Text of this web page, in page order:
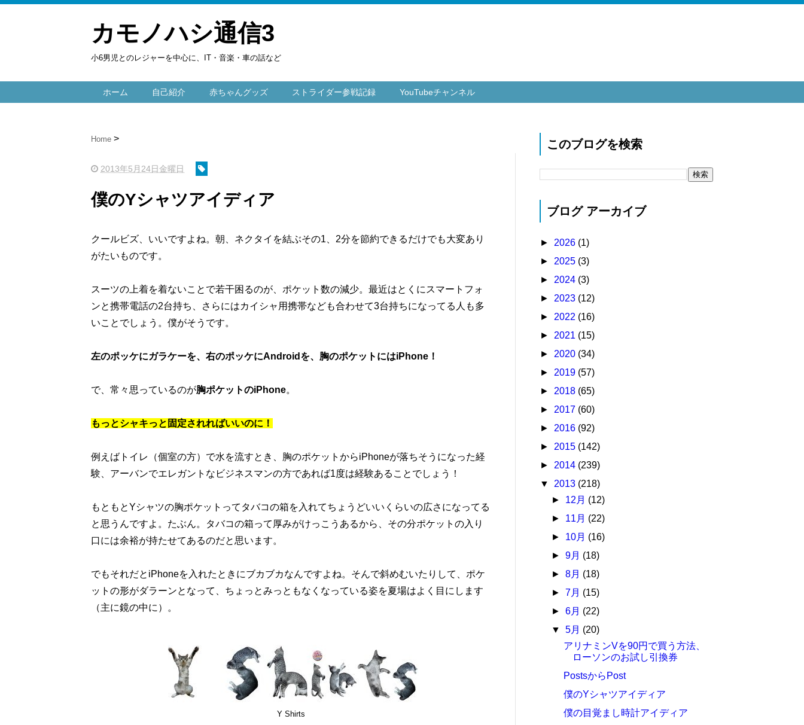
カモノハシ通信3
小6男児とのレジャーを中心に、IT・音楽・車の話など
ホーム 自己紹介 赤ちゃんグッズ ストライダー参戦記録 YouTubeチャンネル
Home
2013年5月24日金曜日
僕のYシャツアイディア
クールビズ、いいですよね。朝、ネクタイを結ぶその1、2分を節約できるだけでも大変あり
がたいものです。
スーツの上着を着ないことで若干困るのが、ポケット数の減少。最近はとくにスマートフォ
ンと携帯電話の2台持ち、さらにはカイシャ用携帯なども合わせて3台持ちになってる人も多
いことでしょう。僕がそうです。
左のポッケにガラケーを、右のポッケにAndroidを、胸のポケットにはiPhone！
で、常々思っているのが胸ポケットのiPhone。
もっとシャキっと固定されればいいのに！
例えばトイレ（個室の方）で水を流すとき、胸のポケットからiPhoneが落ちそうになった経
験、アーバンでエレガントなビジネスマンの方であれば1度は経験あることでしょう！
もともとYシャツの胸ポケットってタバコの箱を入れてちょうどいいくらいの広さになってる
と思うんですよ。たぶん。タバコの箱って厚みがけっこうあるから、その分ポケットの入り
口には余裕が持たせてあるのだと思います。
でもそれだとiPhoneを入れたときにブカブカなんですよね。そんで斜めむいたりして、ポケ
ットの形がダラーンとなって、ちょっとみっともなくなっている姿を夏場はよく目にします
（主に鏡の中に）。
Y Shirts
このブログを検索
ブログ アーカイブ
► 2026 (1)
► 2025 (3)
► 2024 (3)
► 2023 (12)
► 2022 (16)
► 2021 (15)
► 2020 (34)
► 2019 (57)
► 2018 (65)
► 2017 (60)
► 2016 (92)
► 2015 (142)
► 2014 (239)
▼ 2013 (218)
► 12月 (12)
► 11月 (22)
► 10月 (16)
►9月 (18)
►8月 (18)
►7月 (15)
►6月 (22)
▼5月 (20)
アリナミンVを90円で買う方法、
ローソンのお試し引換券
PostsからPost
僕のYシャツアイディア
僕の目覚まし時計アイディア